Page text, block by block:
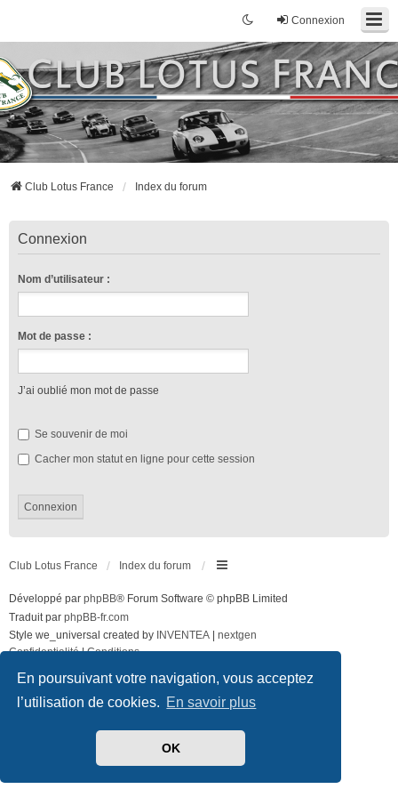
En poursuivant votre navigation, vous acceptez
l’utilisation de cookies. En savoir plus
OK
Connexion
Club Lotus France Index du forum
Connexion
Nom d’utilisateur :
Mot de passe :
J’ai oublié mon mot de passe
Se souvenir de moi
Cacher mon statut en ligne pour cette session
Club Lotus France Index du forum
Développé par phpBB® Forum Software © phpBB Limited
Traduit par phpBB-fr.com
Style we_universal created by INVENTEA
nextgen
Confidentialité|Conditions